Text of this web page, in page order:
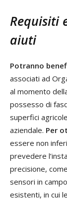
Requisiti
aiuti
Potranno
associati ad
al momento
possesso di
superfici
aziendale. Per
essere non
prevedere
precisione,
sensori in
esistenti, in cui